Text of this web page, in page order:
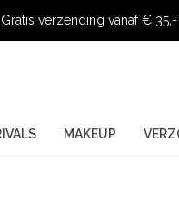
Gratis verzending vanaf € 35,-
MAKEUP